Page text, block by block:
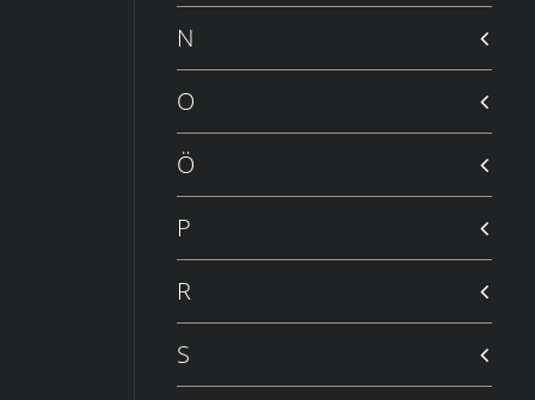
N
O
Ö
P
R
S